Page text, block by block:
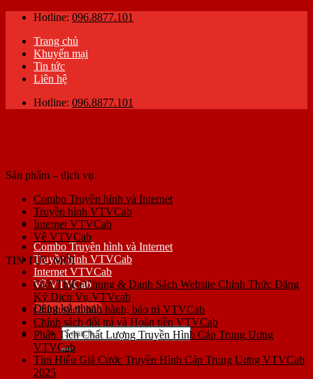
Skip
content
Hotline: 096.8877.101
Trang chủ
Khuyến mại
Tin tức
Liên hệ
Hotline: 096.8877.101
Combo Truyền hình và Internet
Truyền hình VTVCab
Internet VTVCab
Về VTVCab
Đăng ký nhanh
Sản phẩm – dịch vụ
Combo Truyền hình và Internet
Truyền hình VTVCab
Internet VTVCab
Về VTVCab
TIN TỨC MỚI
Giới Thiệu Chung & Danh Sách Website Chính Thức Đăng
Ký Dịch Vụ VTVcab
Chính sách bảo hành, bảo trì VTVCab
Chính sách đổi trả và Hoàn tiền VTVCab
Phân Tích Chất Lượng Truyền Hình Cáp Trung Uơng
VTVCab
Tìm Hiểu Giá Cước Truyền Hình Cáp Trung Uơng VTVCab
2025